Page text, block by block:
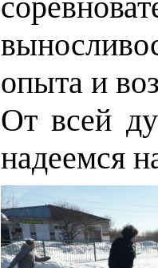
опыта и
От всей
надеемся